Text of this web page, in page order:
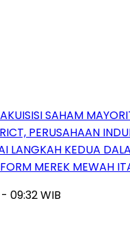
SAHAM
PERUSAHAAN
LANGKAH KEDUA
MEREK MEWAH
09:32 WIB